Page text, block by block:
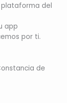
plataforma del
app
por ti.
de